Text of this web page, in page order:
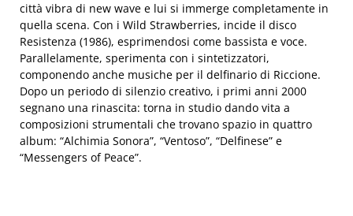
città vibra di new wave e lui si immerge completamente in
quella scena. Con i Wild Strawberries, incide il disco
Resistenza (1986), esprimendosi come bassista e voce.
Parallelamente, sperimenta con i sintetizzatori,
componendo anche musiche per il delfinario di Riccione.
Dopo un periodo di silenzio creativo, i primi anni 2000
segnano una rinascita: torna in studio dando vita a
composizioni strumentali che trovano spazio in quattro
album: “Alchimia Sonora”, “Ventoso”, “Delfinese” e
“Messengers of Peace”.